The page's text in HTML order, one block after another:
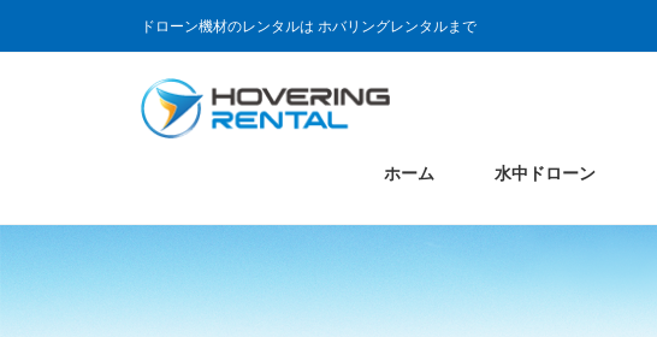
ドローン機材のレンタルは ホバリングレンタルまで
ホーム 水中ドローン